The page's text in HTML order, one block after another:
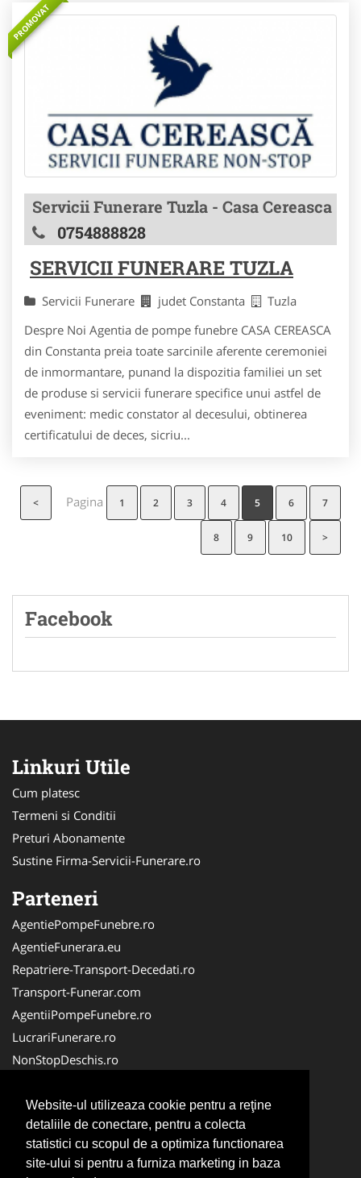
Website-ul utilizeaza cookie pentru a reţine
detaliile de conectare, pentru a colecta
statistici cu scopul de a optimiza functionarea
site-ului si pentru a furniza marketing in baza
PROMOVAT
Servicii Funerare Tuzla - Casa Cereasca
0754888828
SERVICII FUNERARE TUZLA
Servicii Funerare judet Constanta
Tuzla
Despre Noi Agentia de pompe funebre CASA CEREASCA
din Constanta preia toate sarcinile aferente ceremoniei
de inmormantare, punand la dispozitia familiei un set
de produse si servicii funerare specifice unui astfel de
eveniment: medic constator al decesului, obtinerea
certificatului de deces, sicriu...
Pagina
< 1 2 3 4 5 6 7
8 9 10 >
Facebook
Linkuri Utile
Cum platesc
Termeni si Conditii
Preturi Abonamente
Sustine Firma-Servicii-Funerare.ro
Parteneri
AgentiePompeFunebre.ro
AgentieFunerara.eu
Repatriere-Transport-Decedati.ro
Transport-Funerar.com
AgentiiPompeFunebre.ro
LucrariFunerare.ro
NonStopDeschis.ro
AgentieServiciiFunerare.ro
CasaFunerara.com
Firma-Pompe-Funebre.ro
RepatriereFunerara.ro